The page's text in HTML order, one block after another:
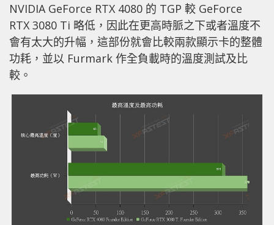
NVIDIA GeForce RTX 4080 的 TGP 較 GeForce
RTX 3080 Ti 略低，因此在更高時脈之下或者溫度不
會有太大的升幅，這部份就會比較兩款顯示卡的整體
功耗，並以 Furmark 作全負載時的溫度測試及比
較。